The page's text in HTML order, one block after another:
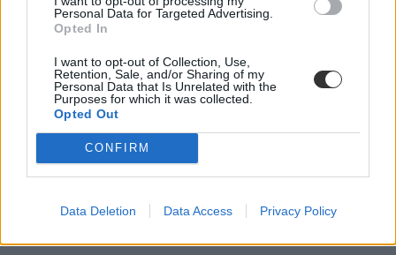
Personal Data for Targeted Advertising.
Opted In
I want to opt-out of Collection, Use,
Retention, Sale, and/or Sharing of my
Personal Data that Is Unrelated with the
Purposes for which it was collected.
Opted Out
CONFIRM
Data Deletion Data Access Privacy Policy